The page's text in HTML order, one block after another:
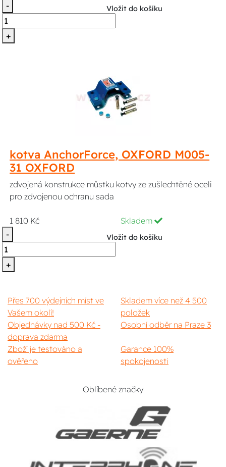
-
+
Vložit do košíku
kotva AnchorForce, OXFORD M005-
31 OXFORD
zdvojená konstrukce můstku kotvy ze zušlechtěné oceli
pro zdvojenou ochranu sada
1 810 Kč
Skladem
-
+
Vložit do košíku
Přes 700 výdejních míst ve
Vašem okolí!
Skladem více než 4 500
položek
Objednávky nad 500 Kč -
doprava zdarma
Osobní odběr na Praze 3
Zboží je testováno a
ověřeno
Garance 100%
spokojenosti
Oblíbené značky